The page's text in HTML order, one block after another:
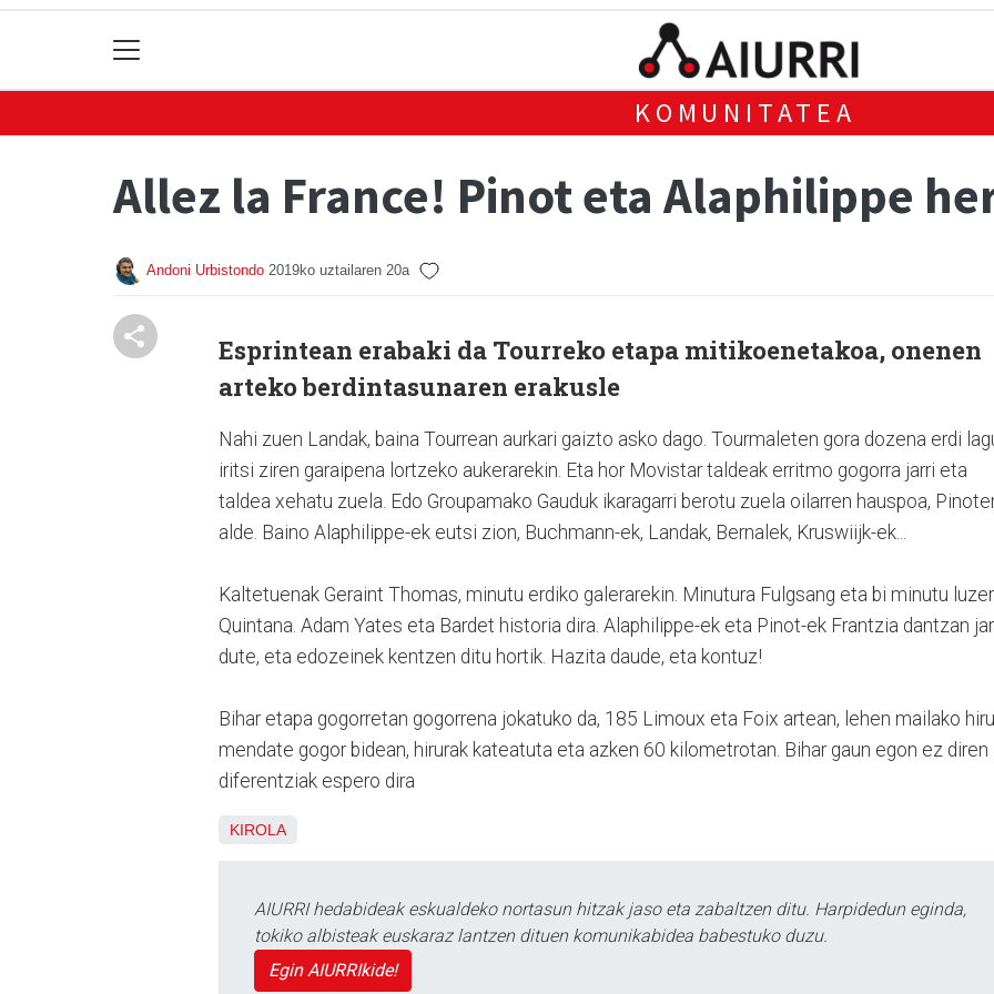
KOMUNITATEA
Allez la France! Pinot eta Alaphilippe
Andoni Urbistondo 2019ko uztailaren 20a
Esprintean erabaki da Tourreko etapa mitikoenetakoa, onenen
arteko berdintasunaren erakusle
Nahi zuen Landak, baina Tourrean aurkari gaizto asko dago. Tourmaleten gora dozena erdi
iritsi ziren garaipena lortzeko aukerarekin. Eta hor Movistar taldeak erritmo gogorra jarri eta
taldea xehatu zuela. Edo Groupamako Gauduk ikaragarri berotu zuela oilarren hauspoa,
alde. Baino Alaphilippe-ek eutsi zion, Buchmann-ek, Landak, Bernalek, Kruswiijk-ek...
Kaltetuenak Geraint Thomas, minutu erdiko galerarekin. Minutura Fulgsang eta bi minutu
Quintana. Adam Yates eta Bardet historia dira. Alaphilippe-ek eta Pinot-ek Frantzia dantzan
dute, eta edozeinek kentzen ditu hortik. Hazita daude, eta kontuz!
Bihar etapa gogorretan gogorrena jokatuko da, 185 Limoux eta Foix artean, lehen mailako hiru
mendate gogor bidean, hirurak kateatuta eta azken 60 kilometrotan. Bihar gaun egon ez diren
diferentziak espero dira
KIROLA
AIURRI hedabideak eskualdeko nortasun hitzak jaso eta zabaltzen ditu. Harpidedun eginda,
tokiko albisteak euskaraz lantzen dituen komunikabidea babestuko duzu.
Egin AIURRIkide!